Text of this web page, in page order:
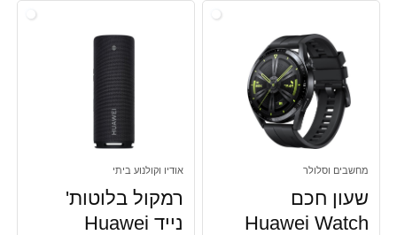
מחשבים וסלולר
שעון חכם
Huawei Watch
אודיו וקולנוע ביתי
רמקול בלוטות'
נייד Huawei